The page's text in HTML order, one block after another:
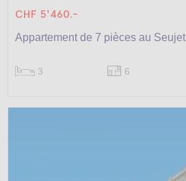
CHF 5'460.-
Appartement de 7 pièces au Seujet
3 6